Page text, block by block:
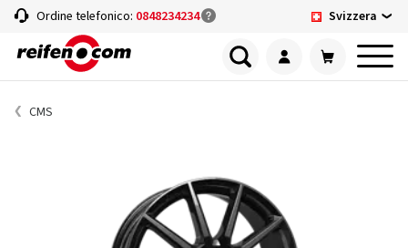
Ordine telefonico: 0848234234 Svizzera
CMS